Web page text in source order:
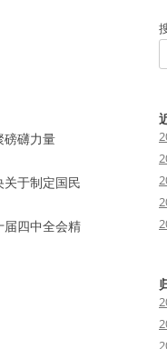
磅礴力量
于制定国民
四中全会精